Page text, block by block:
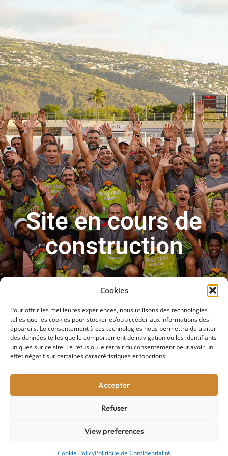
Cookies
Pour offrir les meilleures expériences, nous utilisons des technologies
telles que les cookies pour stocker et/ou accéder aux informations des
appareils. Le consentement à ces technologies nous permettra de traiter
des données telles que le comportement de navigation ou les identifiants
uniques sur ce site. Le refus ou le retrait du consentement peut avoir un
effet négatif sur certaines caractéristiques et fonctions.
Accepter
Refuser
View preferences
Cookie PolicyPolitique de Confidentialité
Site en cours de
construction